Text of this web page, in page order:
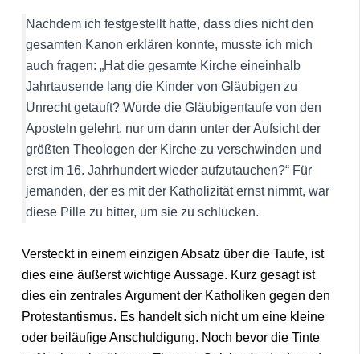
Nachdem ich festgestellt hatte, dass dies nicht den
gesamten Kanon erklären konnte, musste ich mich
auch fragen: „Hat die gesamte Kirche eineinhalb
Jahrtausende lang die Kinder von Gläubigen zu
Unrecht getauft? Wurde die Gläubigentaufe von den
Aposteln gelehrt, nur um dann unter der Aufsicht der
größten Theologen der Kirche zu verschwinden und
erst im 16. Jahrhundert wieder aufzutauchen?“ Für
jemanden, der es mit der Katholizität ernst nimmt, war
diese Pille zu bitter, um sie zu schlucken.
Versteckt in einem einzigen Absatz über die Taufe, ist
dies eine äußerst wichtige Aussage. Kurz gesagt ist
dies ein zentrales Argument der Katholiken gegen den
Protestantismus. Es handelt sich nicht um eine kleine
oder beiläufige Anschuldigung. Noch bevor die Tinte